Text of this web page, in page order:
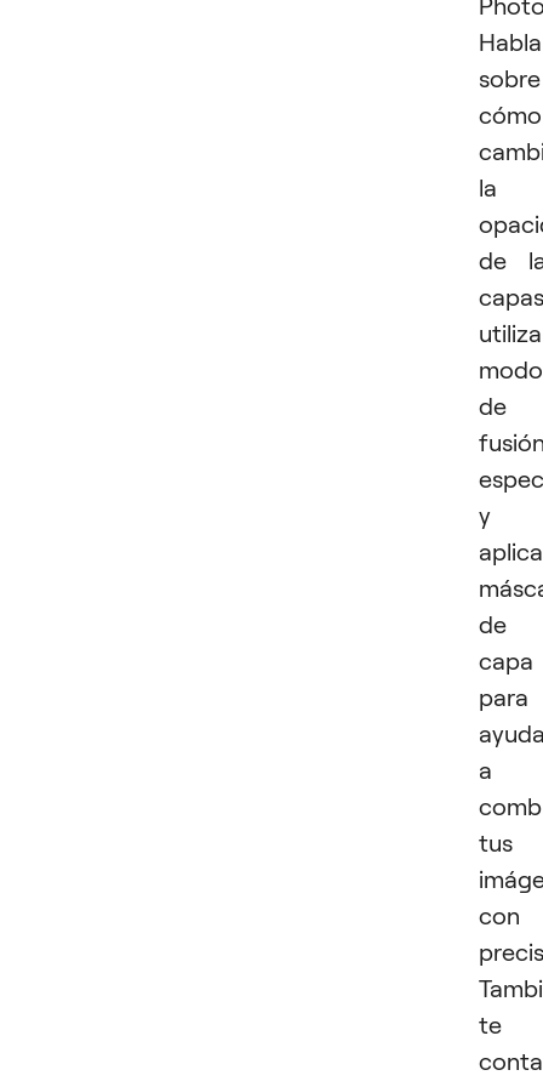
sobre
cómo
la
de
de
y
de
capa
para
a
tus
con
te